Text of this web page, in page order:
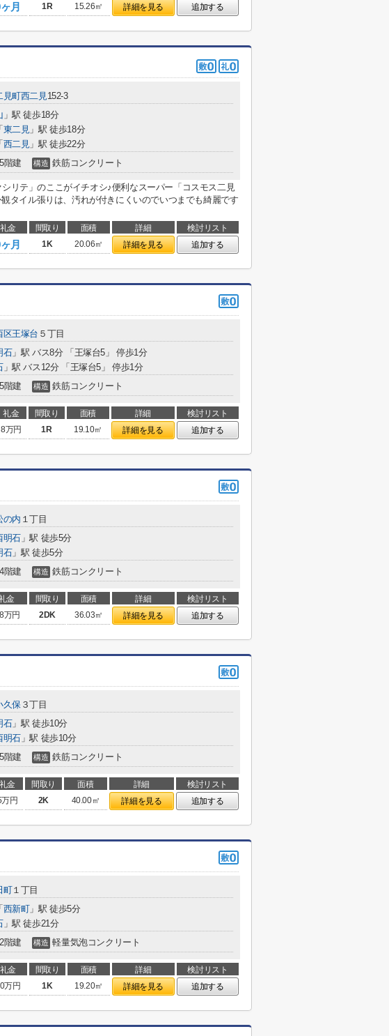
月 1R 15.26㎡ 詳細を見る 追加する
見町西二見152-3
」駅 徒歩18分
「 東二見」駅 徒歩18分
「 西二見」駅 徒歩22分
5階建 構造 鉄筋コンクリート
シリテ」のここがイチオシ♪便利なスーパー「コスモス二見
タイル張りは、汚れが付きにくいのでいつまでも綺麗です
礼金 間取り 面積 詳細
検討リスト
月 1K 20.06㎡ 詳細を見る 追加する
区王塚台 ５丁目
石」駅 バス8分 「王塚台5」 停歩1分
」駅 バス12分 「王塚台5」 停歩1分
5階建 構造 鉄筋コンクリート
礼金 間取り 面積 詳細
検討リスト
8万円 1R 19.10㎡ 詳細を見る 追加する
の内 １丁目
明石」駅 徒歩5分
石」駅 徒歩5分
4階建 構造 鉄筋コンクリート
金 間取り 面積 詳細
検討リスト
万円 2DK 36.03㎡ 詳細を見る 追加する
久保３丁目
石」駅 徒歩10分
明石」駅 徒歩10分
5階建 構造 鉄筋コンクリート
礼金 間取り 面積 詳細
検討リスト
万円 2K 40.00㎡ 詳細を見る 追加する
町１丁目
「 西新町」駅 徒歩5分
」駅 徒歩21分
2階建 構造 軽量気泡コンクリート
礼金 間取り 面積 詳細
検討リスト
万円 1K 19.20㎡ 詳細を見る 追加する